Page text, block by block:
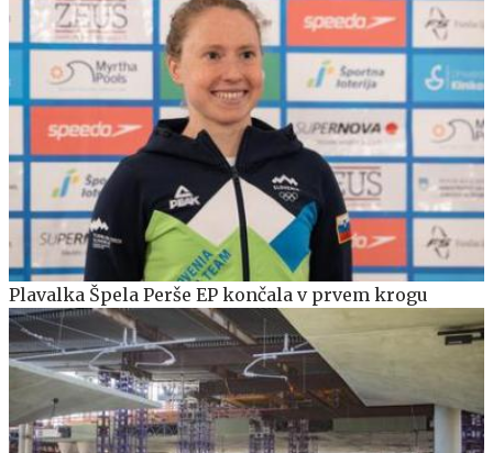
Plavalka Špela Perše EP končala v prvem krogu